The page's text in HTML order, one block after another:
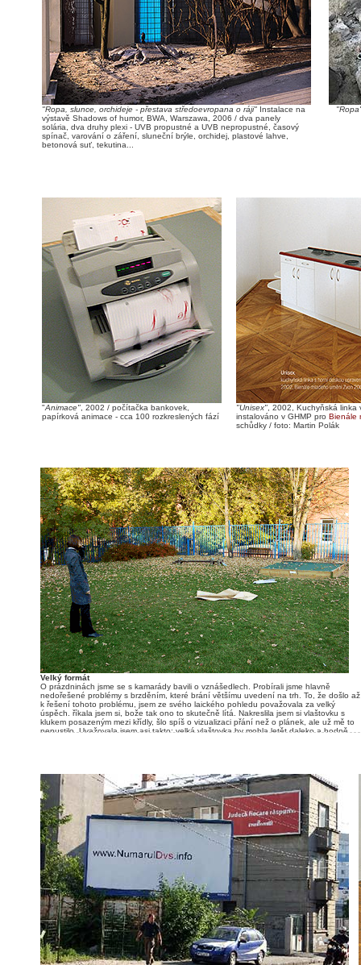
"Animace" , 2002 / počítačka bankovek,
papírková animace - cca 100 rozkreslených fází
Velký formát
O prázdninách jsme se s kamarády bavili o vznášedlech. Probírali jsme hlavně
nedořešené problémy s brzděním, které brání většímu uvedení na trh. To, že došlo až
k řešení tohoto problému, jsem ze svého laického pohledu považovala za velký
úspěch. říkala jsem si, bože tak ono to skutečně lítá. Nakreslila jsem si vlaštovku s
klukem posazeným mezi křídly, šlo spíš o vizualizaci přání než o plánek, ale už mě to
nepustilo. Uvažovala jsem asi takto: velká vlaštovka by mohla letět daleko a hodně
skutečně obyčejná papírová vlaštovka. Ze staré papírny z Vraného jsem si potom
přivezla různé druhy i velikosti papírů a začala jsem skládat vlaštovky. Můj syn z nich
měl velkou radost, manžela zajímalo, jestli s tím dokážu někomu vypíchnout oko, nebo
urazit hlavu. Při následujících pokusech jsem zjistila, že ani jedno není možné,
vlaštovka téměř nelétala. Předělávala jsem tvar, zkoušela jsem nové vlaštovky jinak,
skládala jsem i podle nejrůznějších návodů z internetu, ale ona pokaždé jen dopadla
kousek přede mne. Pouštěla jsem ji z vyvýšených míst, ale i nesložený list papíru letěl
líp. Protože postupem času už začínal být syn z neú spěšných pokusů nešťastný,
složil mu manžel vlaštovku z papíru A4. Letěla rovně skoro osm metrů. / foto: Pavel
Ryška
"Ropa, slunce, orchideje - přestava středoevropana o ráji" Instalace na
výstavě Shadows of humor, BWA, Warszawa, 2006 / dva panely
solária, dva druhy plexi - UVB propustné a UVB nepropustné, časový
spínač, varování o záření, sluneční brýle, orchidej, plastové lahve,
betonová suť, tekutina...
"Unisex" , 2002, Kuchyňská
instalováno v GHMP pro Bienále
schůdky / foto: Martin Polák